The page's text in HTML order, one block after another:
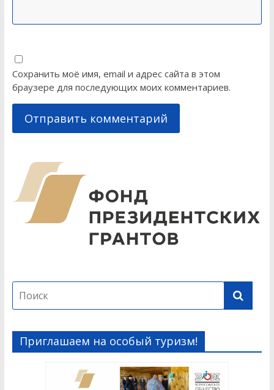
Сохранить моё имя, email и адрес сайта в этом
браузере для последующих моих комментариев.
Приглашаем на особый туризм!